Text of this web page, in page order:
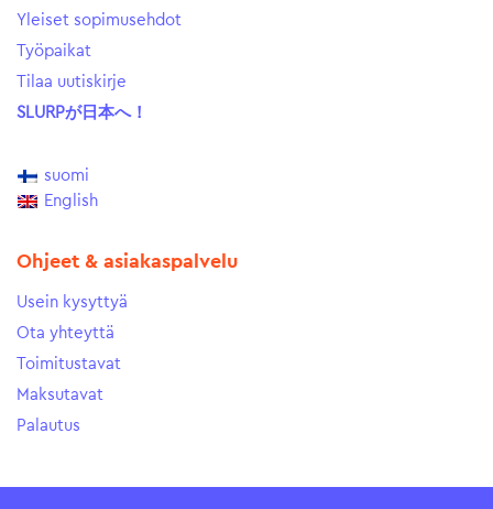
Yleiset sopimusehdot
Työpaikat
Tilaa uutiskirje
SLURPが日本へ！
suomi
English
Ohjeet & asiakaspalvelu
Usein kysyttyä
Ota yhteyttä
Toimitustavat
Maksutavat
Palautus